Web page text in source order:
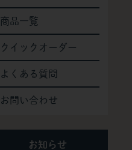
商品一覧
クイックオーダー
よくある質問
お問い合わせ
お知らせ